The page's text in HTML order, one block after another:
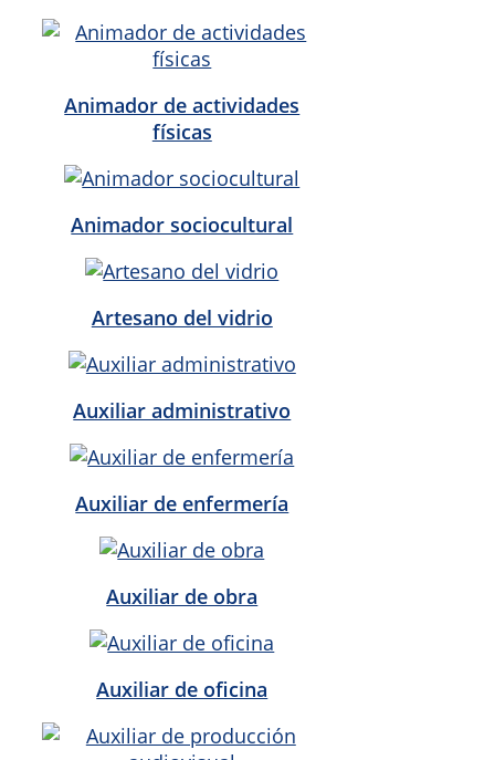
Animador de actividades
físicas
Animador sociocultural
Artesano del vidrio
Auxiliar administrativo
Auxiliar de enfermería
Auxiliar de obra
Auxiliar de oficina